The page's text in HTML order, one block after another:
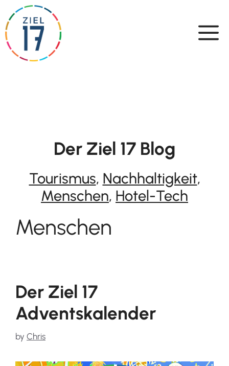
content
Der Ziel 17 Blog
Tourismus, Nachhaltigkeit,
Menschen, Hotel-Tech
Menschen
Der Ziel 17
Adventskalender
by Chris